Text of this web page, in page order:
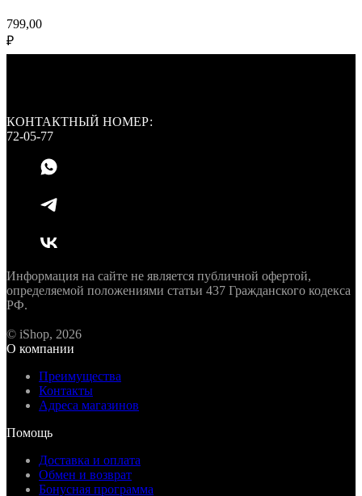
799,00
₽
КОНТАКТНЫЙ НОМЕР:
72-05-77
Информация на сайте не является публичной офертой,
определяемой положениями статьи 437 Гражданского кодекса
РФ.
© iShop, 2026
О компании
Преимущества
Контакты
Адреса магазинов
Помощь
Доставка и оплата
Обмен и возврат
Бонусная программа